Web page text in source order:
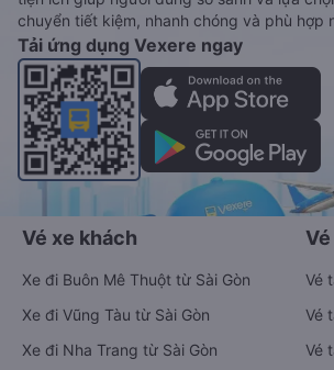
chuyển tiết kiệm, nhanh chóng và phù hợp
Tải ứng dụng Vexere ngay
Vé xe khách
Xe đi Buôn Mê Thuột từ Sài Gòn
Xe đi Vũng Tàu từ Sài Gòn
Xe đi Nha Trang từ Sài Gòn
Vé
Vé
Vé